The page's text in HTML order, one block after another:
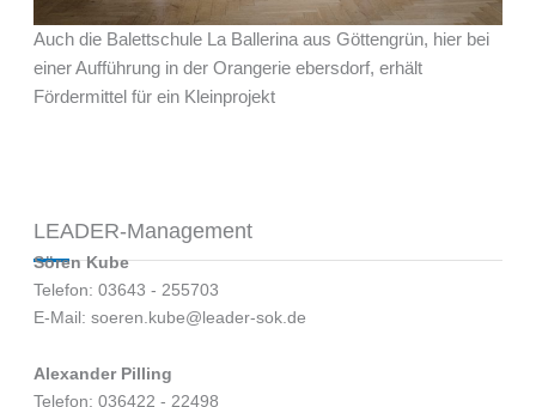
LEADER-Management
Sören Kube
Telefon: 03643 - 255703
E-Mail: soeren.kube@leader-sok.de
Alexander Pilling
Telefon: 036422 - 22498
Auch die Balettschule La Ballerina aus Göttengrün, hier bei
einer Aufführung in der Orangerie ebersdorf, erhält
Fördermittel für ein Kleinprojekt